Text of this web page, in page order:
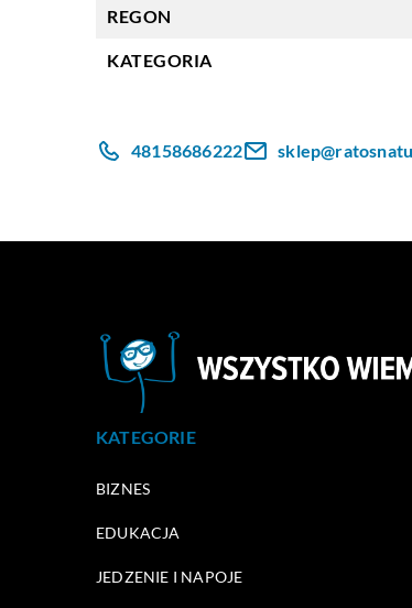
REGON
KATEGORIA
48158686222
KATEGORIE
BIZNES
EDUKACJA
JEDZENIE I NAPOJE